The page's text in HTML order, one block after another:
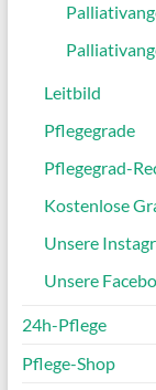
Leitbild
Pflegegrade
Pflegegrad-
Kostenlose
Unsere
Unsere
24h-Pflege
Pflege-Shop